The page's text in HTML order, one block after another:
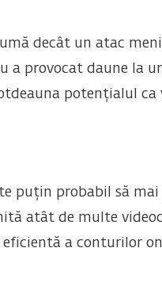
decât un atac
provocat daune la
potențialul
puțin probabil să
atât de multe
a conturilor